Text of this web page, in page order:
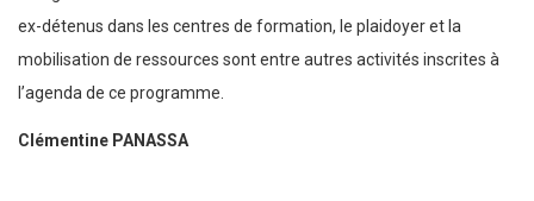
ex-détenus dans les centres de formation, le plaidoyer et la
mobilisation de ressources sont entre autres activités inscrites à
l’agenda de ce programme.
Clémentine PANASSA